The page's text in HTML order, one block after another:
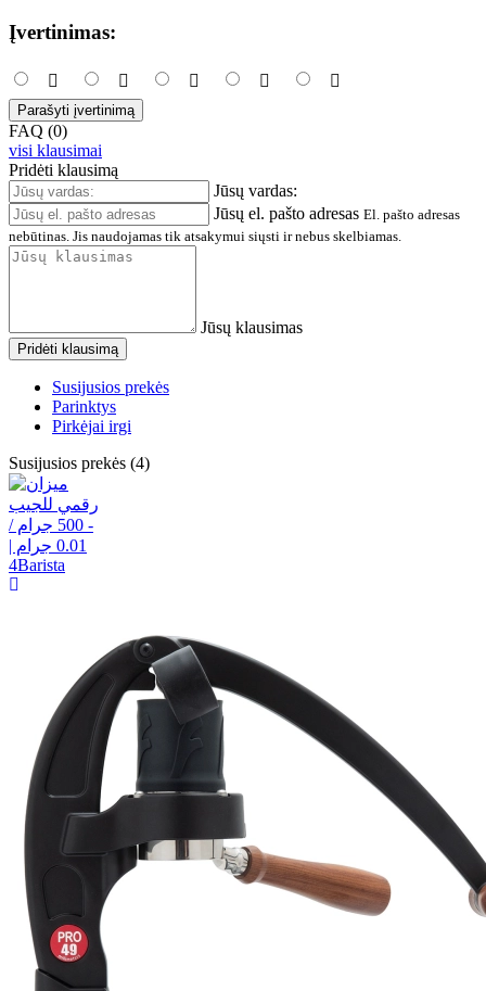
Įvertinimas:
Parašyti įvertinimą
FAQ (0)
visi klausimai
Pridėti klausimą
Jūsų vardas:
Jūsų el. pašto adresas El. pašto adresas
nebūtinas. Jis naudojamas tik atsakymui siųsti ir nebus skelbiamas.
Jūsų klausimas
Pridėti klausimą
Susijusios prekės
Parinktys
Pirkėjai irgi
Susijusios prekės (4)